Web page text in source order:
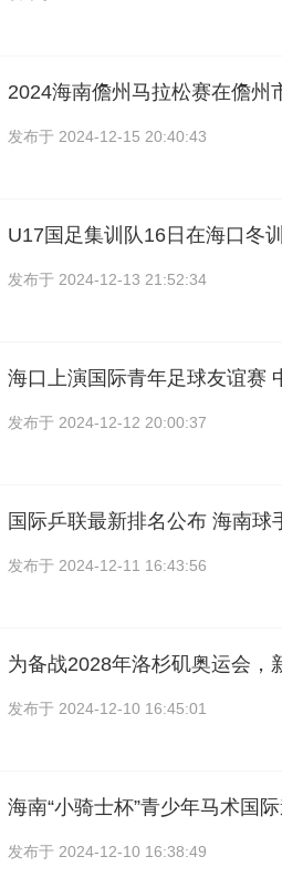
2024海南儋州马拉松赛在儋州
发布于 2024-12-15 20:40:43
U17国足集训队16日在海口冬
发布于 2024-12-13 21:52:34
海口上演国际青年足球友谊赛
发布于 2024-12-12 20:00:37
国际乒联最新排名公布 海南球
发布于 2024-12-11 16:43:56
为备战2028年洛杉矶奥运会，
发布于 2024-12-10 16:45:01
海南“小骑士杯”青少年马术国
发布于 2024-12-10 16:38:49